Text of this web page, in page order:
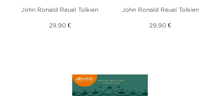
John Ronald Reuel Tolkien
29,90 €
John Ronald Reuel Tolkien
29,90 €